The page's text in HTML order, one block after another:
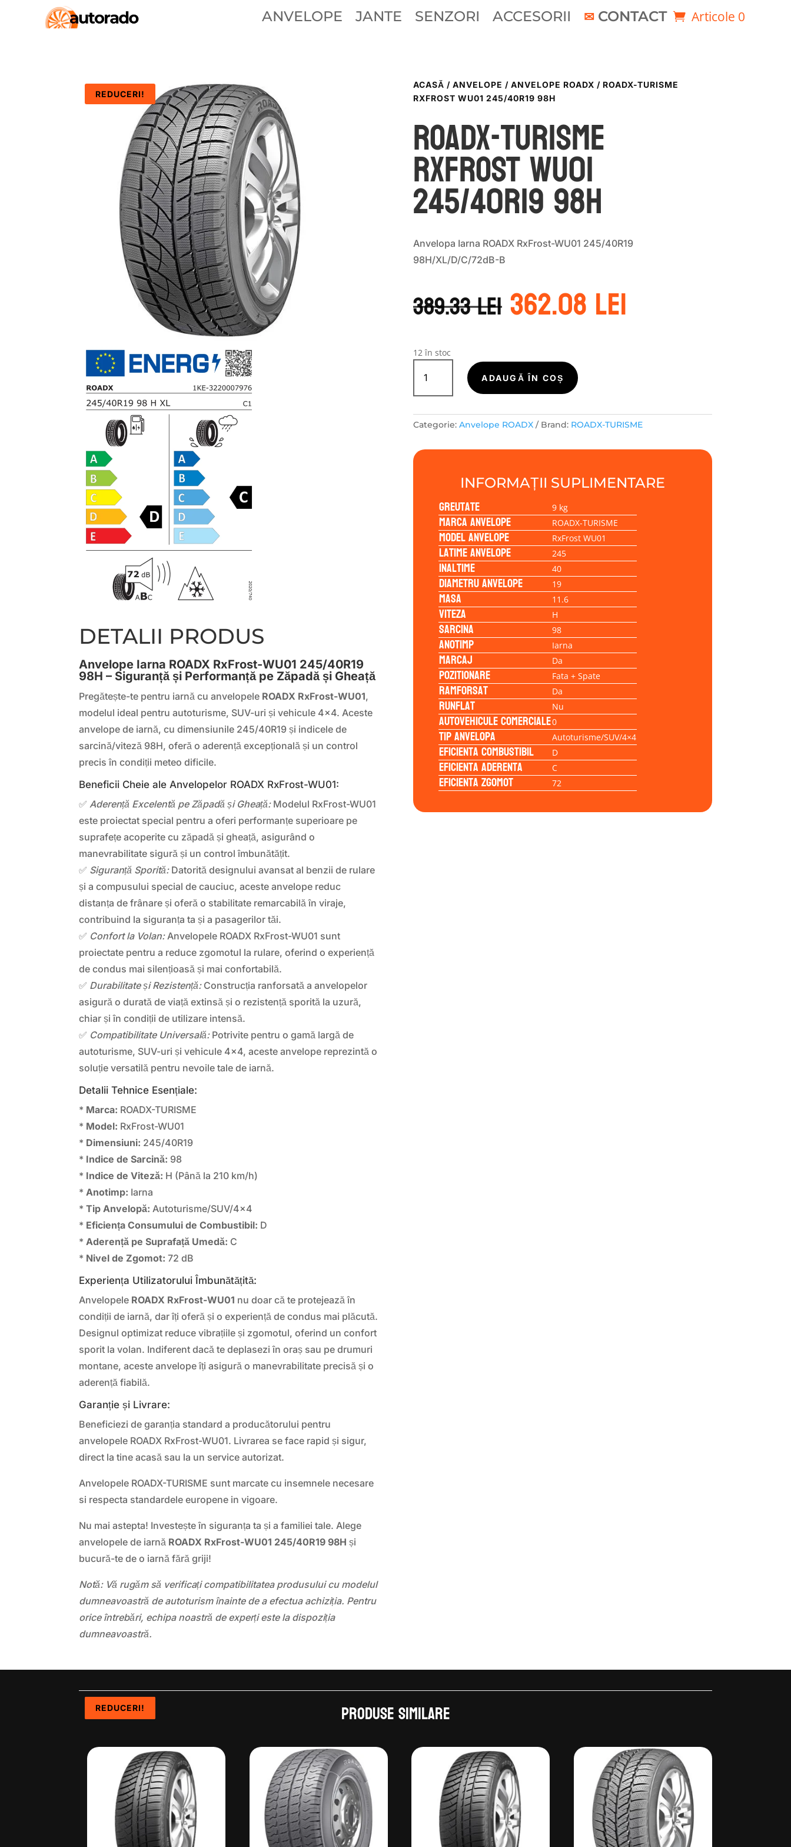
ANVELOPE JANTE SENZORI ACCESORII CONTACT Articole 0
REDUCERI!
DETALII PRODUS
Anvelope Iarna ROADX RxFrost-WU01 245/40R19
98H – Siguranță și Performanță pe Zăpadă și Gheață
Pregătește-te pentru iarnă cu anvelopele ROADX RxFrost-WU01,
modelul ideal pentru autoturisme, SUV-uri și vehicule 4×4. Aceste
anvelope de iarnă, cu dimensiunile 245/40R19 și indicele de
sarcină/viteză 98H, oferă o aderență excepțională și un control
precis în condiții meteo dificile.
Beneficii Cheie ale Anvelopelor ROADX RxFrost-WU01:
✅ Aderență Excelentă pe Zăpadă și Gheață:Modelul RxFrost-WU01
este proiectat special pentru a oferi performanțe superioare pe
suprafețe acoperite cu zăpadă și gheață, asigurând o
manevrabilitate sigură și un control îmbunătățit.
✅ Siguranță Sporită:Datorită designului avansat al benzii de rulare
și a compusului special de cauciuc, aceste anvelope reduc
distanța de frânare și oferă o stabilitate remarcabilă în viraje,
contribuind la siguranța ta și a pasagerilor tăi.
✅ Confort la Volan:Anvelopele ROADX RxFrost-WU01 sunt
proiectate pentru a reduce zgomotul la rulare, oferind o experiență
de condus mai silențioasă și mai confortabilă.
✅ Durabilitate și Rezistență:Construcția ranforsată a anvelopelor
asigură o durată de viață extinsă și o rezistență sporită la uzură,
chiar și în condiții de utilizare intensă.
✅ Compatibilitate Universală:Potrivite pentru o gamă largă de
autoturisme, SUV-uri și vehicule 4×4, aceste anvelope reprezintă o
soluție versatilă pentru nevoile tale de iarnă.
Detalii Tehnice Esențiale:
* Marca: ROADX-TURISME
* Model: RxFrost-WU01
* Dimensiuni: 245/40R19
* Indice de Sarcină: 98
* Indice de Viteză: H (Până la 210 km/h)
* Anotimp: Iarna
*Tip Anvelopă: Autoturisme/SUV/4×4
* Eficiența Consumului de Combustibil: D
* Aderență pe Suprafață Umedă: C
* Nivel de Zgomot: 72 dB
Experiența Utilizatorului Îmbunătățită:
Anvelopele ROADX RxFrost-WU01 nu doar că te protejează în
condiții de iarnă, dar îți oferă și o experiență de condus mai plăcută.
Designul optimizat reduce vibrațiile și zgomotul, oferind un confort
sporit la volan. Indiferent dacă te deplasezi în oraș sau pe drumuri
montane, aceste anvelope îți asigură o manevrabilitate precisă și o
aderență fiabilă.
Garanție și Livrare:
Beneficiezi de garanția standard a producătorului pentru
anvelopele ROADX RxFrost-WU01. Livrarea se face rapid și sigur,
direct la tine acasă sau la un service autorizat.
Anvelopele ROADX-TURISME sunt marcate cu insemnele necesare
si respecta standardele europene in vigoare.
Nu mai astepta! Investește în siguranța ta și a familiei tale. Alege
anvelopele de iarnă ROADX RxFrost-WU01 245/40R19 98H și
bucură-te de o iarnă fără griji!
Notă: Vă rugăm să verificați compatibilitatea produsului cu modelul
dumneavoastră de autoturism înainte de a efectua achiziția. Pentru
orice întrebări, echipa noastră de experți este la dispoziția
dumneavoastră.
ACASĂ / ANVELOPE / ANVELOPE ROADX / ROADX-TURISME
RXFROST WU01 245/40R19 98H
ROADX-TURISME
RXFROST WU01
245/40R19 98H
Anvelopa Iarna ROADX RxFrost-WU01 245/40R19
98H/XL/D/C/72dB-B
389.33leiPrețul
inițial
a
fost:
389.33 lei.
362.08lei
12 în stoc
Cantitate
ROADX-
TURISME
WU01
245/40R19
98H
ADAUGĂ ÎN COȘ
Categorie: Anvelope ROADX Brand: ROADX-TURISME
INFORMAȚII SUPLIMENTARE
Greutate 9 kg
Marca anvelope ROADX-TURISME
Model anvelope RxFrost WU01
Latime anvelope 245
Inaltime 40
Diametru anvelope 19
Masa 11.6
Viteza H
Sarcina 98
Anotimp Iarna
Marcaj Da
Pozitionare Fata + Spate
Ramforsat Da
Runflat Nu
Autovehicule comerciale0
Tip anvelopa Autoturisme/SUV/4×4
Eficienta Combustibil D
Eficienta Aderenta C
Eficienta Zgomot 72
Produse similare
REDUCERI!
REDUCERI!
REDUCERI!
REDUCERI!